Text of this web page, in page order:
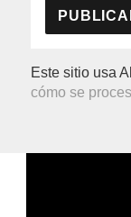
Este sitio usa
cómo se